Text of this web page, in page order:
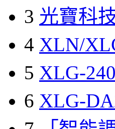
3 光寶科
4 XLN/
5 XLG-
6 XLG-